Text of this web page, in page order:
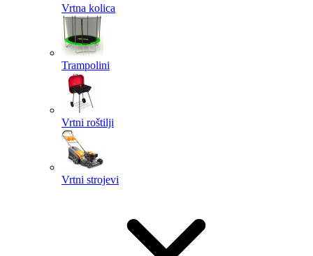
Vrtna kolica
Trampolini
Vrtni roštilji
Vrtni strojevi